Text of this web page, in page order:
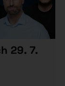
29. 7.